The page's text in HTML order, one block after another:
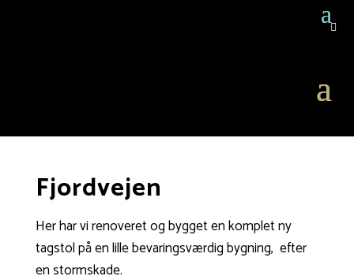

Fjordvejen
Her har vi renoveret og bygget en komplet ny
tagstol på en lille bevaringsværdig bygning, efter
en stormskade.